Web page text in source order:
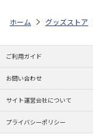
ホーム グッズストア
ご利用ガイド
お問い合わせ
サイト運営会社について
プライバシーポリシー